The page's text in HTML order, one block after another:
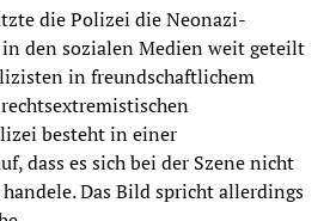
die Polizei die Neonazi-
den sozialen Medien weit geteilt
in freundschaftlichem
besteht in einer
dass es sich bei der Szene nicht
Das Bild spricht allerdings